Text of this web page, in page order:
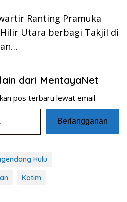
Ranting Pramuka
Utara berbagi Takjil di
dari MentayaNet
pos terbaru lewat email.
Berlangganan
Hulu
Kotim